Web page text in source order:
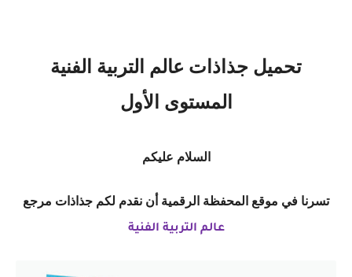
تحميل جذاذات عالم التربية الفنية
المستوى الأول
السلام عليكم
تسرنا في موقع المحفظة الرقمية أن نقدم لكم جذاذات مرجع
عالم التربية الفنية